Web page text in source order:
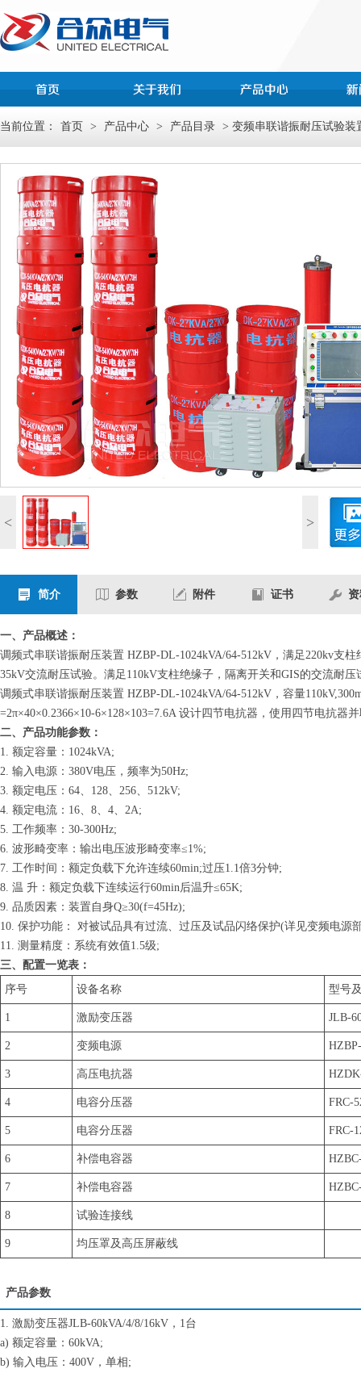
当前位置： 首页 > 产品中心 > 产品目录 > 变频串联谐振耐压试验装
< >
简介 参数 附件 证书
一、产品概述：
调频式串联谐振耐压装置 HZBP-DL-1024kVA/64-512kV ，满足220kv支
35kV交流耐压试验。满足110kV支柱绝缘子，隔离开关和GIS的交流耐
调频式串联谐振耐压装置 HZBP-DL-1024kVA/64-512kV ，容量
=2π×40×0.2366×10-6×128×103=7.6A 设计四节电抗器，使用四节电抗器
二、产品功能参数：
1. 额定容量：1024kVA;
2. 输入电源：380V电压，频率为50Hz;
3. 额定电压：64、128、256、512kV;
4. 额定电流：16、8、4、2A;
5. 工作频率：30-300Hz;
6. 波形畸变率：输出电压波形畸变率≤1%;
7. 工作时间：额定负载下允许连续60min;过压1.1倍3分钟;
8. 温 升：额定负载下连续运行60min后温升≤65K;
9. 品质因素：装置自身Q≥30(f=45Hz);
10. 保护功能： 对被试品具有过流、过压及试品闪络保护(详见变频电源
11. 测量精度：系统有效值1.5级;
三、配置一览表：
序号
设备名称 型号
1 激励变压器 JLB-
2 变频电源
3 高压电抗器
4 电容分压器 FRC-
5 电容分压器 FRC-
6 补偿电容器
7 补偿电容器
8 试验连接线
9 均压罩及高压屏蔽线
产品参数
1. 激励变压器JLB-60kVA/4/8/16kV，1台
a) 额定容量：60kVA;
b) 输入电压：400V，单相;